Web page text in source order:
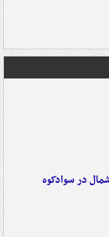
در سوادکوه